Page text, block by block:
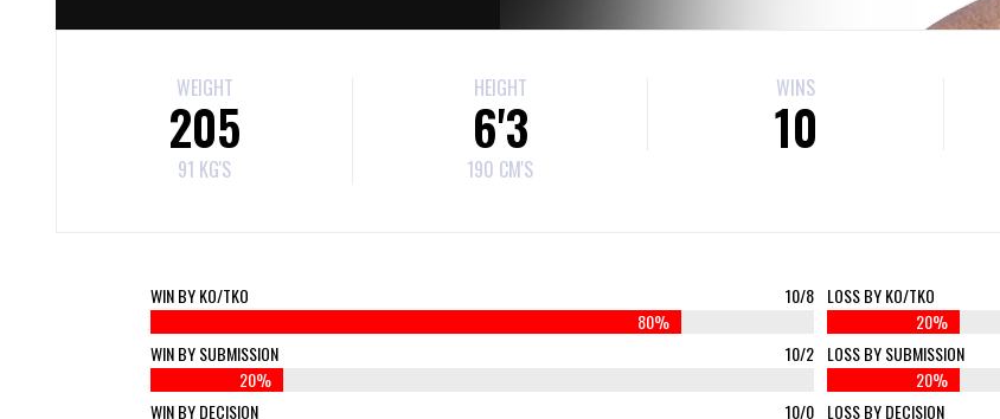
WEIGHT
205
91 KG'S
HEIGHT
6'3
190 CM'S
WINS
10
WIN BY KO/TKO
10/8
80%
WIN BY SUBMISSION
10/2
20%
WIN BY DECISION
10/0
LOSS BY KO/TKO
20%
LOSS BY SUBMISSION
20%
LOSS BY DECISION